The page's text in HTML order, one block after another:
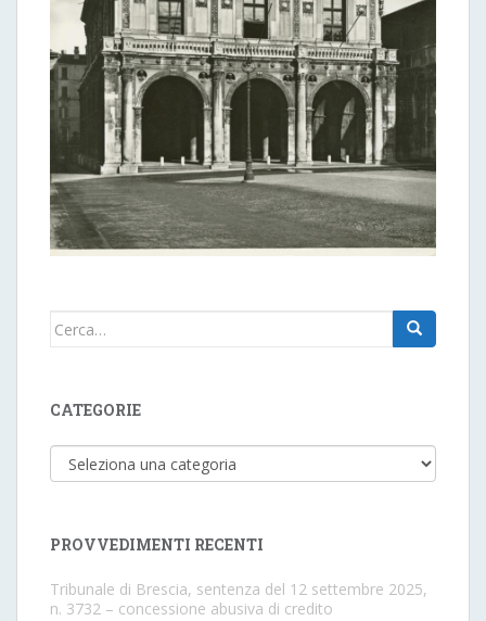
Cerca:
CATEGORIE
Categorie
PROVVEDIMENTI RECENTI
Tribunale di Brescia, sentenza del 12 settembre 2025,
n. 3732 – concessione abusiva di credito